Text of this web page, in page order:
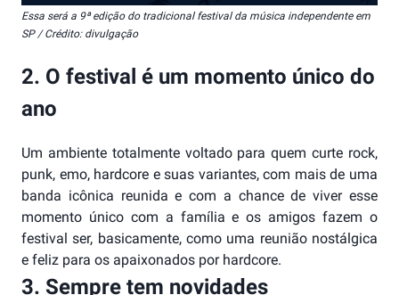
Essa será a 9ª edição do tradicional festival da música independente em
SP / Crédito: divulgação
2. O festival é um momento único do
ano
Um ambiente totalmente voltado para quem curte rock,
punk, emo, hardcore e suas variantes, com mais de uma
banda icônica reunida e com a chance de viver esse
momento único com a família e os amigos fazem o
festival ser, basicamente, como uma reunião nostálgica
e feliz para os apaixonados por hardcore.
3. Sempre tem novidades